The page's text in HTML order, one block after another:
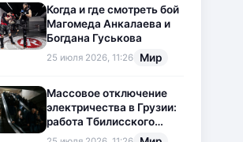
Когда и где смотреть бой
Магомеда Анкалаева и
Богдана Гуськова
25 июля 2026, 11:26 Мир
Массовое отключение
электричества в Грузии:
работа Тбилисского
метрополитена